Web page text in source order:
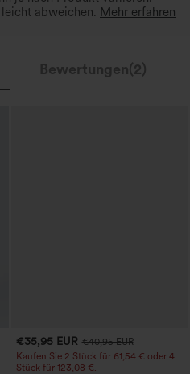
abweichen. Mehr erfahren
Bewertungen(2)
€35,95 EUR €40,95 EUR
Kaufen Sie 2 Stück für 61,54 € oder 4
Stück für 123,08 €.